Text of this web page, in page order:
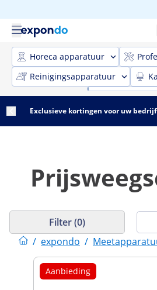
Horeca apparatuur
Reinigingsapparatuur
Exclusieve kortingen voor uw bedrijf
/ expondo /
Filter (0)
Aanbieding